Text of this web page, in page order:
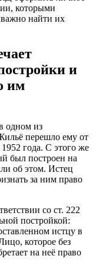
которыми
найти их
и
им
одном из
перешло ему от
года. С этого же
был построен на
об этом. Истец
за ним право
со ст. 222
постройкой:
истцу в
которое без
на неё право